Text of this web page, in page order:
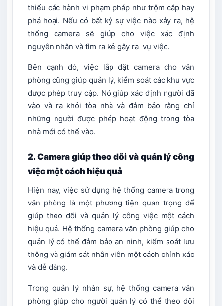
thiểu các hành vi phạm pháp như trộm cắp hay
phá hoại. Nếu có bất kỳ sự việc nào xảy ra, hệ
thống camera sẽ giúp cho việc xác định
nguyên nhân và tìm ra kẻ gây ra vụ việc.
Bên cạnh đó, việc lắp đặt camera cho văn
phòng cũng giúp quản lý, kiểm soát các khu vực
được phép truy cập. Nó giúp xác định người đã
vào và ra khỏi tòa nhà và đảm bảo rằng chỉ
những người được phép hoạt động trong tòa
nhà mới có thể vào.
2. Camera giúp theo dõi và quản lý công
việc một cách hiệu quả
Hiện nay, việc sử dụng hệ thống camera trong
văn phòng là một phương tiện quan trọng để
giúp theo dõi và quản lý công việc một cách
hiệu quả. Hệ thống camera văn phòng giúp cho
quản lý có thể đảm bảo an ninh, kiểm soát lưu
thông và giám sát nhân viên một cách chính xác
và dễ dàng.
Trong quản lý nhân sự, hệ thống camera văn
phòng giúp cho người quản lý có thể theo dõi